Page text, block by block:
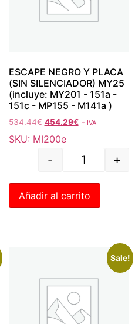
ESCAPE NEGRO Y PLACA
(SIN SILENCIADOR) MY25
(incluye: MY201 - 151a -
151c - MP155 - M141a )
534.44€ 454.29€ + IVA
SKU: MI200e
- +
Añadir al carrito
Sale!